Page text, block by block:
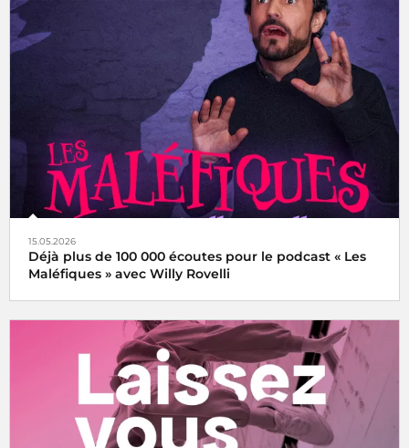
15.05.2026
Déjà plus de 100 000 écoutes pour le podcast « Les
Maléfiques » avec Willy Rovelli